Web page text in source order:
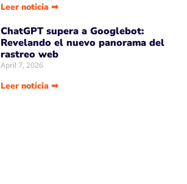
Leer noticia ➡
ChatGPT supera a Googlebot:
Revelando el nuevo panorama del
rastreo web
April 7, 2026
Leer noticia ➡